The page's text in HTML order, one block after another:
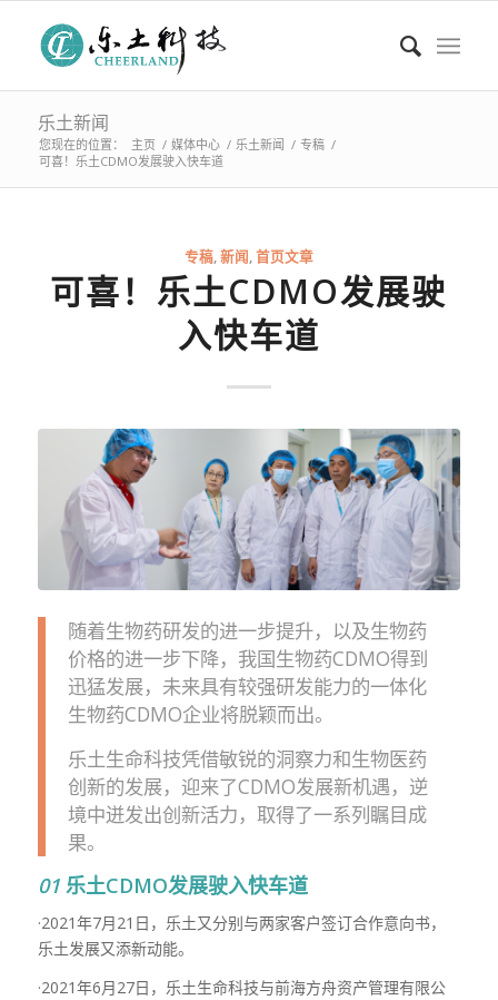
乐土新闻
您现在的位置： 主页 / 媒体中心 / 乐土新闻 / 专稿 /
可喜！乐土CDMO发展驶入快车道
专稿,新闻,首页文章
可喜！乐土CDMO发展驶
入快车道
随着生物药研发的进一步提升，以及生物药
价格的进一步下降，我国生物药CDMO得到
迅猛发展，未来具有较强研发能力的一体化
生物药CDMO企业将脱颖而出。
乐土生命科技凭借敏锐的洞察力和生物医药
创新的发展，迎来了CDMO发展新机遇，逆
境中迸发出创新活力，取得了一系列瞩目成
果。
01 乐土CDMO发展驶入快车道
·2021年7月21 日，乐土又分别与两家客户签订合作意向书，
乐土发展又添新动能。
·2021年6月27日，乐土生命科技与前海方舟资产管理有限公